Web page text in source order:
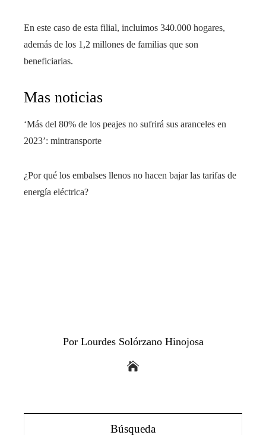
En este caso de esta filial, incluimos 340.000 hogares,
además de los 1,2 millones de familias que son
beneficiarias.
Mas noticias
‘Más del 80% de los peajes no sufrirá sus aranceles en
2023’: mintransporte
¿Por qué los embalses llenos no hacen bajar las tarifas de
energía eléctrica?
Por Lourdes Solórzano Hinojosa
Búsqueda